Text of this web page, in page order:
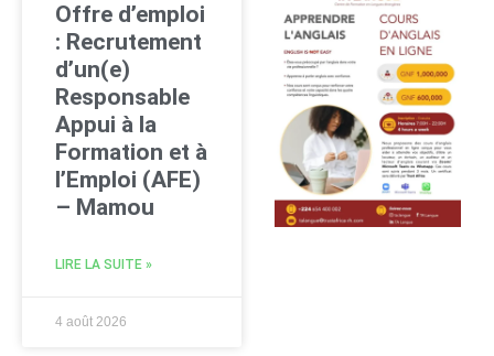
Offre d’emploi
: Recrutement
d’un(e)
Responsable
Appui à la
Formation et à
l’Emploi (AFE)
– Mamou
LIRE LA SUITE »
4 août 2026